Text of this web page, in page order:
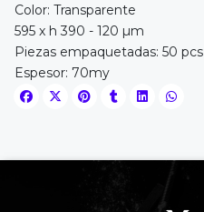
Color: Transparente
595 x h 390 - 120 µm
Piezas empaquetadas: 50 pcs
Espesor: 70my